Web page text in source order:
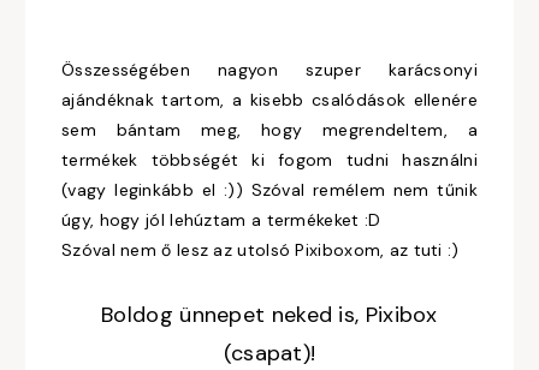
Összességében nagyon szuper karácsonyi
ajándéknak tartom, a kisebb csalódások ellenére
sem bántam meg, hogy megrendeltem, a
termékek többségét ki fogom tudni használni
(vagy leginkább el :)) Szóval remélem nem tűnik
úgy, hogy jól lehúztam a termékeket :D
Szóval nem ő lesz az utolsó Pixiboxom, az tuti :)
Boldog ünnepet neked is, Pixibox
(csapat)!